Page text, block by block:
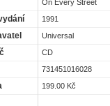
On Every Street
1991
Universal
CD
731451016028
199.00 Kč